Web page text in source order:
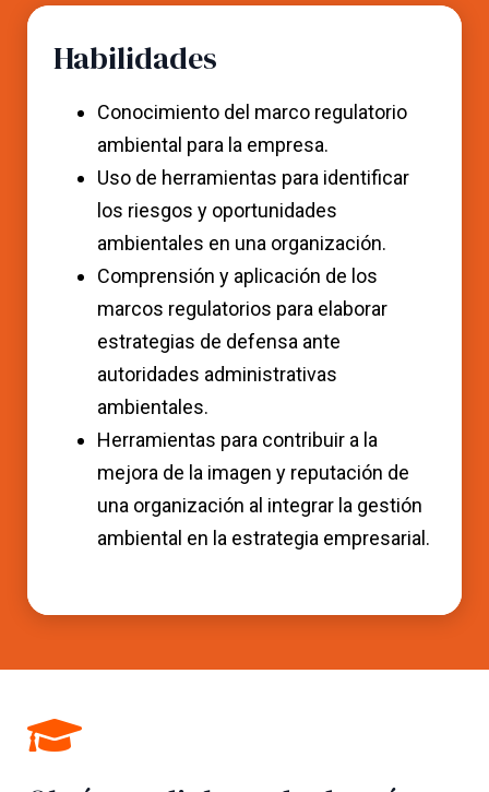
Habilidades
Conocimiento del marco regulatorio
ambiental para la empresa.
Uso de herramientas para identificar
los riesgos y oportunidades
ambientales en una organización.
Comprensión y aplicación de los
marcos regulatorios para elaborar
estrategias de defensa ante
autoridades administrativas
ambientales.
Herramientas para contribuir a la
mejora de la imagen y reputación de
una organización al integrar la gestión
ambiental en la estrategia empresarial.